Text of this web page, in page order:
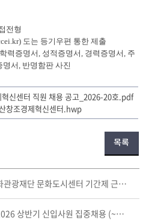
전형
도는 등기우편 통한 제출
력증명서, 성적증명서, 경력증명서, 주
서, 반명함판 사진
혁신센터 직원 채용 공고_2026-20호.pdf
창조경제혁신센터.hwp
목록
문화도시센터 기간제 근로자 채용공고 (~05. 04. 월))
반기 신입사원 집중채용 (~05. 03. (일))